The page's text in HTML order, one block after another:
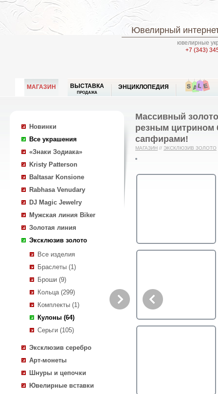
Ювелирный
ювелирные
+7 (343)
МАГАЗИН ВЫСТАВКА
ПРОДАЖА
ЭНЦИКЛОПЕДИЯ
Новинки
Все украшения
«Знаки Зодиака»
Kristy Patterson
Baltasar Konsione
Rabhasa Venudary
DJ Magic Jewelry
Мужская линия Biker
Золотая линия
Эксклюзив золото
Все изделия
Браслеты (1)
Броши (9)
Кольца (299)
Комплекты (1)
Кулоны (64)
Серьги (105)
Эксклюзив серебро
Арт-монеты
Шнуры и цепочки
Ювелирные вставки
Массивный
резным цитрином
сапфирами!
МАГАЗИН // ЭКСКЛЮЗИВ ЗОЛОТО